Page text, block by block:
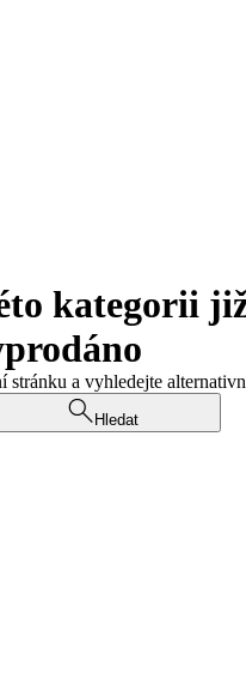
kategorii
stránku a vyhledejte
Hledat